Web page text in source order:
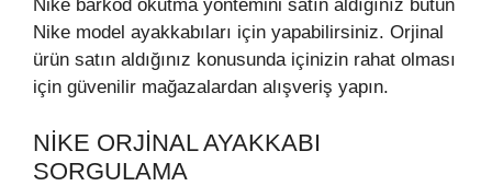
Nike barkod okutma yöntemini satın aldığınız bütün
Nike model ayakkabıları için yapabilirsiniz. Orjinal
ürün satın aldığınız konusunda içinizin rahat olması
için güvenilir mağazalardan alışveriş yapın.
NIKE ORJINAL AYAKKABI
SORGULAMA